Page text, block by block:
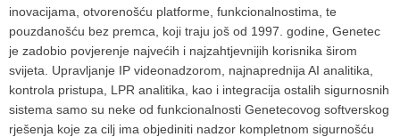
inovacijama, otvorenošću platforme, funkcionalnostima, te
pouzdanošću bez premca, koji traju još od 1997. godine, Genetec
je zadobio povjerenje najvećih i najzahtjevnijih korisnika širom
svijeta. Upravljanje IP videonadzorom, najnaprednija AI analitika,
kontrola pristupa, LPR analitika, kao i integracija ostalih sigurnosnih
sistema samo su neke od funkcionalnosti Genetecovog softverskog
rješenja koje za cilj ima objediniti nadzor kompletnom sigurnošću